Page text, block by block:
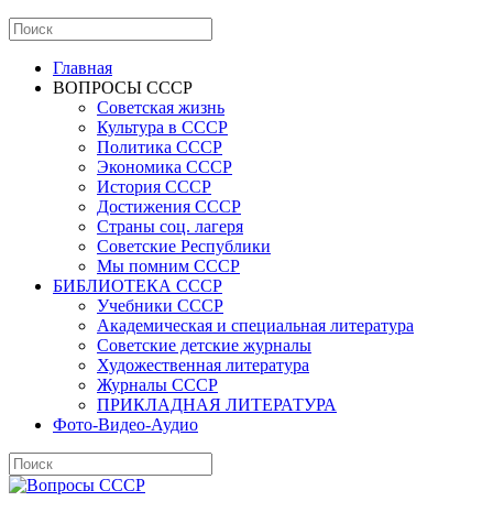
Главная
ВОПРОСЫ СССР
Советская жизнь
Культура в СССР
Политика СССР
Экономика СССР
История СССР
Достижения СССР
Страны соц. лагеря
Советские Республики
Мы помним СССР
БИБЛИОТЕКА СССР
Учебники СССР
Академическая и специальная литература
Советские детские журналы
Художественная литература
Журналы СССР
ПРИКЛАДНАЯ ЛИТЕРАТУРА
Фото-Видео-Аудио